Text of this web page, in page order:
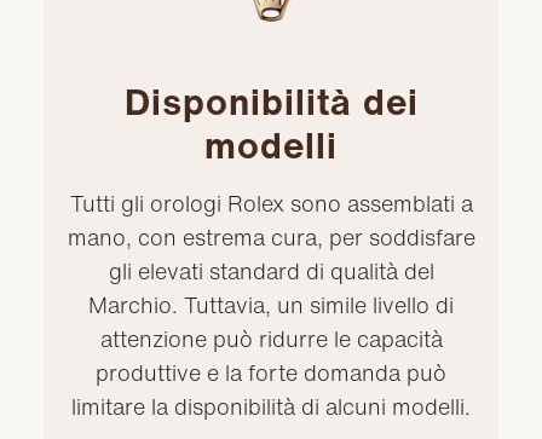
Disponibilità dei
modelli
Tutti gli orologi Rolex sono assemblati a
mano, con estrema cura, per soddisfare
gli elevati standard di qualità del
Marchio. Tuttavia, un simile livello di
attenzione può ridurre le capacità
produttive e la forte domanda può
limitare la disponibilità di alcuni modelli.